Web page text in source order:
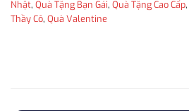
Nhật, Quà Tặng Bạn Gái, Quà Tặng Cao Cấp,
Thầy Cô, Quà Valentine